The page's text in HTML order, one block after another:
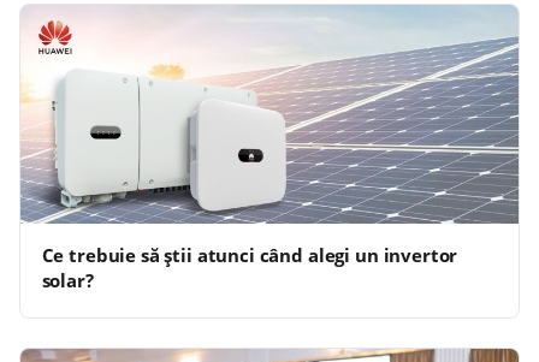
Ce trebuie să știi atunci când alegi un invertor
solar?